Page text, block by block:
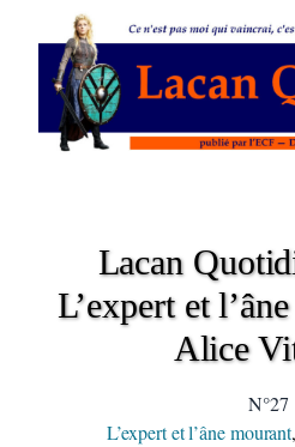
Lacan
L’expert et
Alice
N°27
L’expert et l’âne mourant